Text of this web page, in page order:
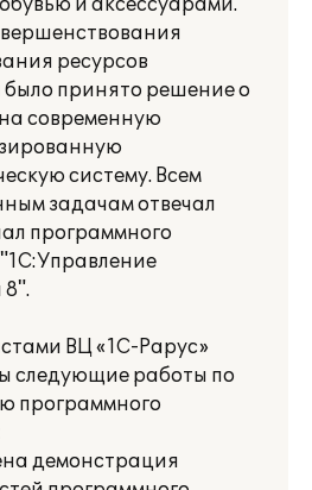
и аксессуарами.
ресурсов
принято решение о
современную
систему. Всем
задачам отвечал
программного
8".
ВЦ «1С-Рарус»
следующие работы по
программного
демонстрация